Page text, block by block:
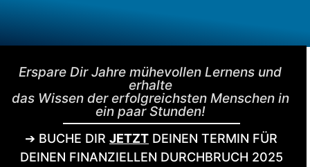
Erspare Dir Jahre mühevollen Lernens und
erhalte
das Wissen der erfolgreichsten Menschen in
ein paar Stunden!
➔ BUCHE DIR JETZT DEINEN TERMIN FÜR
DEINEN FINANZIELLEN DURCHBRUCH 2025